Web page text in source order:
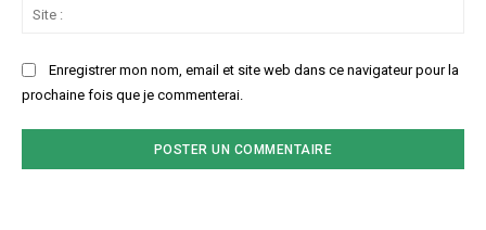
Enregistrer mon nom, email et site web dans ce navigateur pour la
prochaine fois que je commenterai.